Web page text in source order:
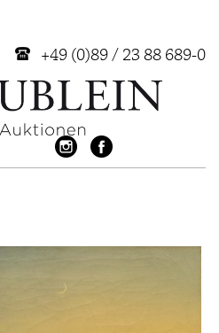
+49 (0)89 / 23 88 689-0